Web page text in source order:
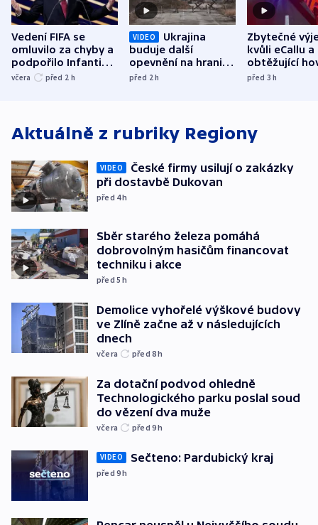
Vedení FIFA se
omluvilo za chyby a
podpořilo Infantina.
UEFA trvá na
včera před 2 h
VIDEO
Ukrajina
buduje další
opevnění na hranici
s Běloruskem
před 2h
Zbytečné
kvůli eCallu a
obtěžující
zdržují
před 3h
Aktuálně z rubriky Regiony
VIDEO
České firmy usilují o zakázky
při dostavbě Dukovan
před 4h
Sběr starého železa pomáhá
dobrovolným hasičům financovat
techniku i akce
před 5h
Demolice vyhořelé výškové budovy
ve Zlíně začne až v následujících
dnech
včera před 8h
Za dotační podvod ohledně
Technologického parku poslal soud
do vězení dva muže
včera před 9h
VIDEO Sečteno: Pardubický kraj
před 9h